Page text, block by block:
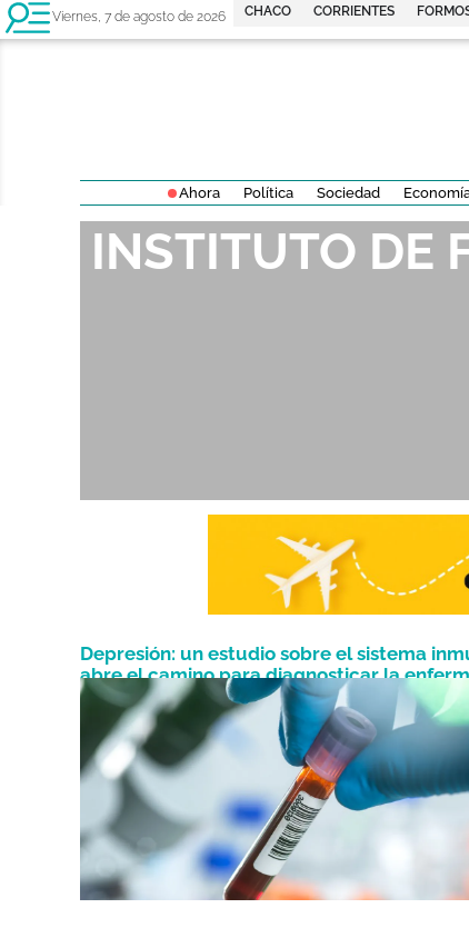
Viernes, 7 de agosto de 2026 CHACO CORRIENTES
Ahora Política Sociedad
INSTITUTO DE
Depresión: un estudio sobre el sistema
abre el camino para diagnosticar la
mediante la sangre
Agosto 11, 2024